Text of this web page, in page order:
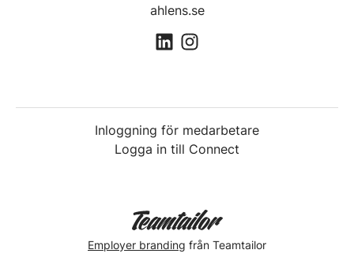
ahlens.se
Inloggning för medarbetare
Logga in till Connect
Employer branding från Teamtailor